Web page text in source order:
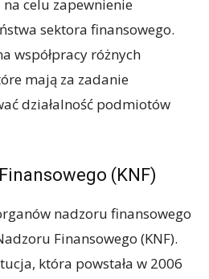
celu zapewnienie
sektora finansowego.
współpracy różnych
mają za zadanie
działalność podmiotów
(KNF)
nadzoru finansowego
Finansowego (KNF).
która powstała w 2006